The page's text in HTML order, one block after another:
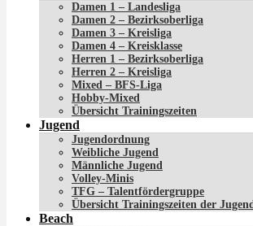
Damen 1 – Landesliga
Damen 2 – Bezirksoberliga
Damen 3 – Kreisliga
Damen 4 – Kreisklasse
Herren 1 – Bezirksoberliga
Herren 2 – Kreisliga
Mixed – BFS-Liga
Hobby-Mixed
Übersicht Trainingszeiten
Jugend
Jugendordnung
Weibliche Jugend
Männliche Jugend
Volley-Minis
TFG – Talentfördergruppe
Übersicht Trainingszeiten der
Beach